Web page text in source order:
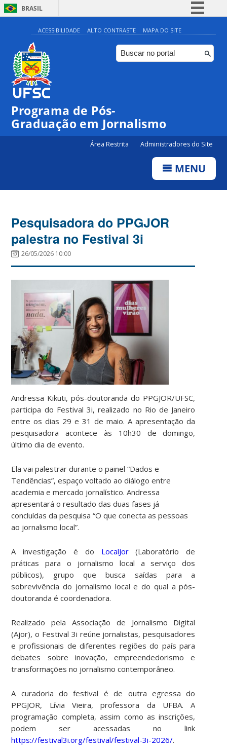
BRASIL
Simplifique!
Comunica BR
Participe
ACESSIBILIDADE ALTO CONTRASTE MAPA DO SITE
Programa de Pós-
Graduação em Jornalismo
Área Restrita Administradores do Site
MENU
Pesquisadora do PPGJOR
palestra no Festival 3i
26/05/2026 10:00
Andressa Kikuti, pós-doutoranda do PPGJOR/UFSC,
participa do Festival 3i, realizado no Rio de Janeiro
entre os dias 29 e 31 de maio. A apresentação da
pesquisadora acontece às 10h30 de domingo,
último dia de evento.
Ela vai palestrar durante o painel “Dados e
Tendências”, espaço voltado ao diálogo entre
academia e mercado jornalístico. Andressa
apresentará o resultado das duas fases já
concluídas da pesquisa “O que conecta as pessoas
ao jornalismo local”.
A investigação é do LocalJor(Laboratório de
práticas para o jornalismo local a serviço dos
públicos), grupo que busca saídas para a
sobrevivência do jornalismo local e do qual a pós-
doutoranda é coordenadora.
Realizado pela Associação de Jornalismo Digital
(Ajor), o Festival 3i reúne jornalistas, pesquisadores
e profissionais de diferentes regiões do país para
debates sobre inovação, empreendedorismo e
transformações no jornalismo contemporâneo.
A curadoria do festival é de outra egressa do
PPGJOR, Lívia Vieira, professora da UFBA. A
programação completa, assim como as inscrições,
podem ser acessadas no link
https://festival3i.org/festival/festival-3i-2026/.